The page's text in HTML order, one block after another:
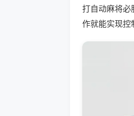
打自动麻将必
作就能实现控